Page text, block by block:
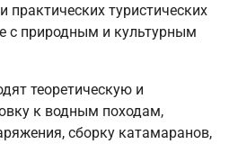
практических туристических
с природным и культурным
теоретическую и
к водным походам,
сборку катамаранов,